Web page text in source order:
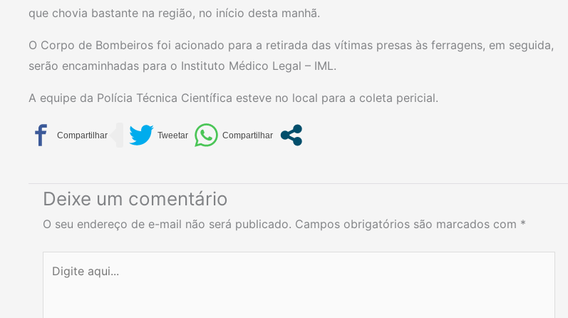
que chovia bastante na região, no início desta manhã.
O Corpo de Bombeiros foi acionado para a retirada das vítimas presas às ferragens, em seguida,
serão encaminhadas para o Instituto Médico Legal – IML.
A equipe da Polícia Técnica Científica esteve no local para a coleta pericial.
Deixe um comentário
O seu endereço de e-mail não será publicado. Campos obrigatórios são marcados com *
aqui...